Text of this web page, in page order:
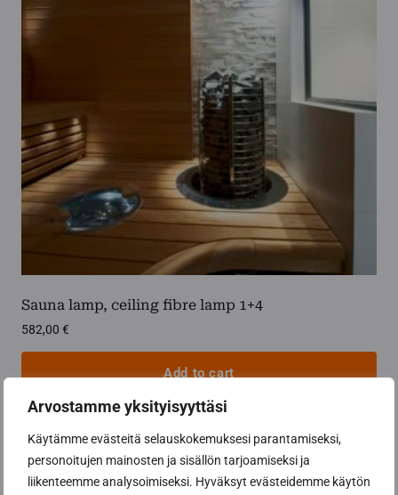
Arvostamme yksityisyyttäsi
Käytämme evästeitä selauskokemuksesi parantamiseksi,
personoitujen mainosten ja sisällön tarjoamiseksi ja
liikenteemme analysoimiseksi. Hyväksyt evästeidemme käytön
Sauna lamp, ceiling fibre lamp 1+4
582,00 €
Add to cart